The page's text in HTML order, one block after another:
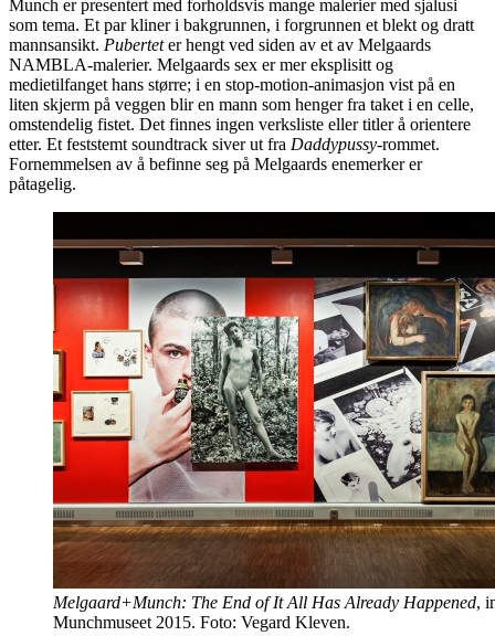
Munch er presentert med forholdsvis mange malerier med sjalusi
som tema. Et par kliner i bakgrunnen, i forgrunnen et blekt og dratt
mannsansikt. Puberteter hengt ved siden av et av Melgaards
NAMBLA-malerier. Melgaards sex er mer eksplisitt og
medietilfanget hans større; i en stop-motion-animasjon vist på en
liten skjerm på veggen blir en mann som henger fra taket i en celle,
omstendelig fistet. Det finnes ingen verksliste eller titler å orientere
etter. Et feststemt soundtrack siver ut fra Daddypussy-rommet.
Fornemmelsen av å befinne seg på Melgaards enemerker er
påtagelig.
Melgaard+Munch: The End of It All Has Already Happened,
Munchmuseet 2015. Foto: Vegard Kleven.